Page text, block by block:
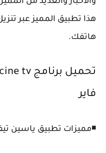
هاتفك.
فاير
◾مميزات تطبيق ياسين